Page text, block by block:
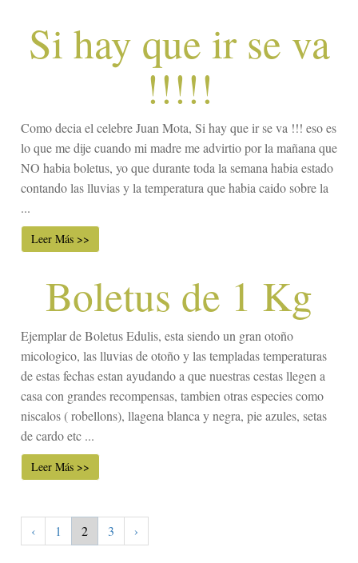
Si hay que ir se va
!!!!!
Como decia el celebre Juan Mota, Si hay que ir se va !!! eso es
lo que me dije cuando mi madre me advirtio por la mañana que
NO habia boletus, yo que durante toda la semana habia estado
contando las lluvias y la temperatura que habia caido sobre la
...
Leer Más >>
Boletus de 1 Kg
Ejemplar de Boletus Edulis, esta siendo un gran otoño
micologico, las lluvias de otoño y las templadas temperaturas
de estas fechas estan ayudando a que nuestras cestas llegen a
casa con grandes recompensas, tambien otras especies como
niscalos ( robellons), llagena blanca y negra, pie azules, setas
de cardo etc ...
Leer Más >>
‹ 1 2 3 ›